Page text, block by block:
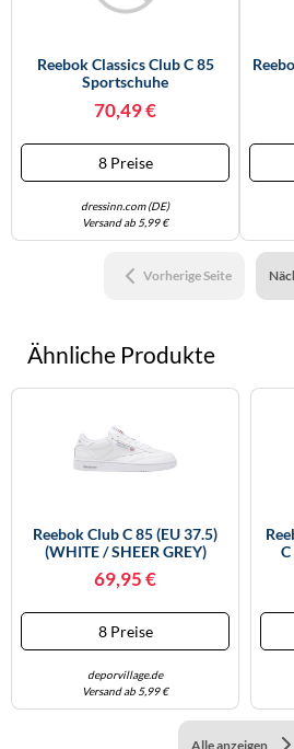
Reebok Classics Club C 85
Sportschuhe
70,49 €
8 Preise
dressinn.com (DE)
Versand ab 5,99 €
Vorherige Seite
Ähnliche Produkte
Reebok Club C 85 (EU 37.5)
(WHITE / SHEER GREY)
69,95 €
8 Preise
deporvillage.de
Versand ab 5,99 €
Alle anzeigen